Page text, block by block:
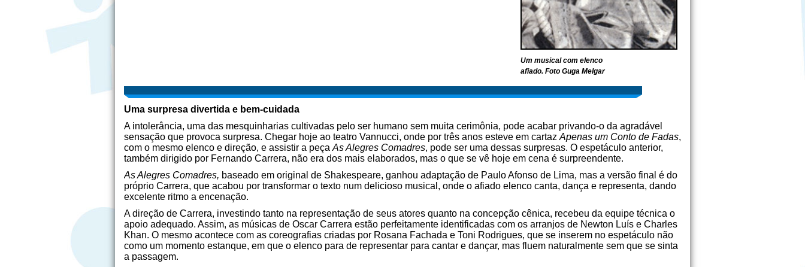
Um musical com elenco
afiado. Foto Guga Melgar
Uma surpresa divertida e bem-cuidada
A intolerância, uma das mesquinharias cultivadas pelo ser humano sem muita cerimônia, pode acabar privando-o da agradável
sensação que provoca surpresa. Chegar hoje ao teatro Vannucci, onde por três anos esteve em cartaz Apenas um Conto de Fadas,
com o mesmo elenco e direção, e assistir a peça As Alegres Comadres, pode ser uma dessas surpresas. O espetáculo anterior,
também dirigido por Fernando Carrera, não era dos mais elaborados, mas o que se vê hoje em cena é surpreendente.
As Alegres Comadres, baseado em original de Shakespeare, ganhou adaptação de Paulo Afonso de Lima, mas a versão final é do
próprio Carrera, que acabou por transformar o texto num delicioso musical, onde o afiado elenco canta, dança e representa, dando
excelente ritmo a encenação.
A direção de Carrera, investindo tanto na representação de seus atores quanto na concepção cênica, recebeu da equipe técnica o
apoio adequado. Assim, as músicas de Oscar Carrera estão perfeitamente identificadas com os arranjos de Newton Luís e Charles
Khan. O mesmo acontece com as coreografias criadas por Rosana Fachada e Toni Rodrigues, que se inserem no espetáculo não
como um momento estanque, em que o elenco para de representar para cantar e dançar, mas fluem naturalmente sem que se sinta
a passagem.